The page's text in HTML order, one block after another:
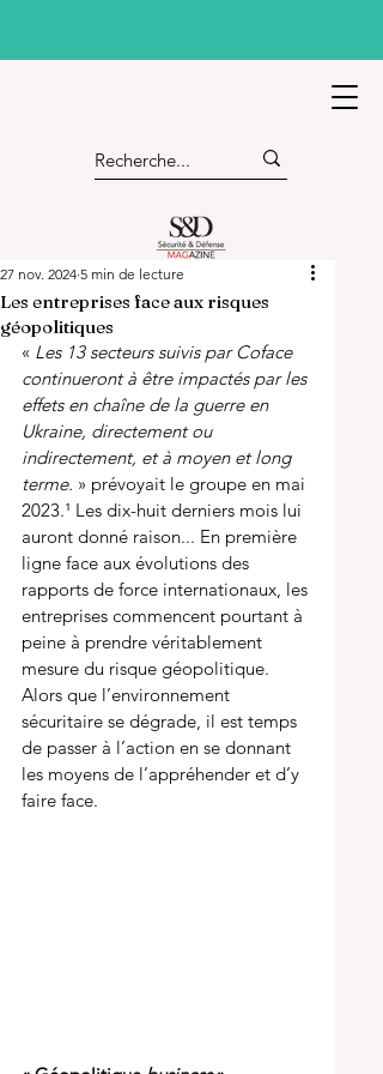
Les entreprises face aux risques
géopolitiques
27 nov. 2024 5 min de lecture
« Les 13 secteurs suivis par Coface
continueront à être impactés par les
effets en chaîne de la guerre en
Ukraine, directement ou
indirectement, et à moyen et long
terme. » prévoyait le groupe en mai
2023.¹ Les dix-huit derniers mois lui
auront donné raison... En première
ligne face aux évolutions des
rapports de force internationaux, les
entreprises commencent pourtant à
peine à prendre véritablement
mesure du risque géopolitique.
Alors que l’environnement
sécuritaire se dégrade, il est temps
de passer à l’action en se donnant
les moyens de l’appréhender et d’y
faire face.